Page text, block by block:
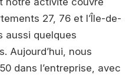
27, 76 et l’Île-de-
aussi quelques
Aujourd’hui, nous
dans l’entreprise, avec